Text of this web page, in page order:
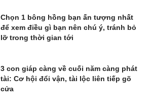
Chọn 1 bông hồng bạn ấn tượng nhất
để xem điều gì bạn nên chú ý, tránh bỏ
lỡ trong thời gian tới
3 con giáp càng về cuối năm càng phát
tài: Cơ hội đổi vận, tài lộc liên tiếp gõ
cửa